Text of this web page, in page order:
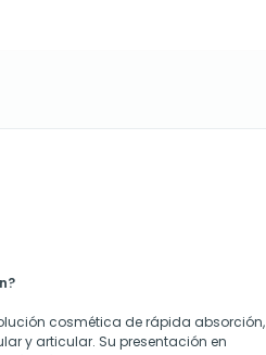
cosmética de rápida absorción,
y articular. Su presentación en